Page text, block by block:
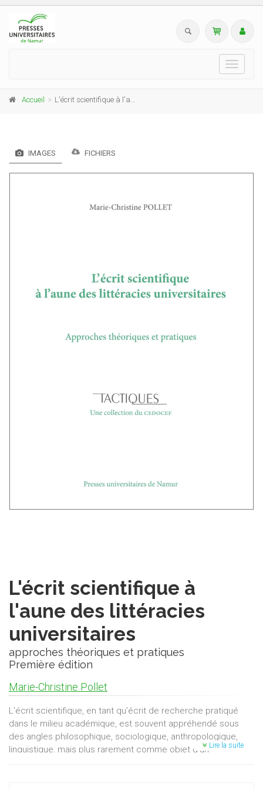
Toggle
Accueil L'écrit scientifique à l'aune des littéracies universitaires
IMAGES FICHIERS
L'écrit scientifique à
l'aune des littéracies
universitaires
approches théoriques et pratiques
Première édition
Marie-Christine Pollet
L'écrit scientifique, en tant qu'écrit de recherche pratiqué
dans le milieu académique, est souvent appréhendé sous
des angles philosophique, sociologique, anthropologique,
linguistique, mais plus rarement comme objet d’unLire la suite